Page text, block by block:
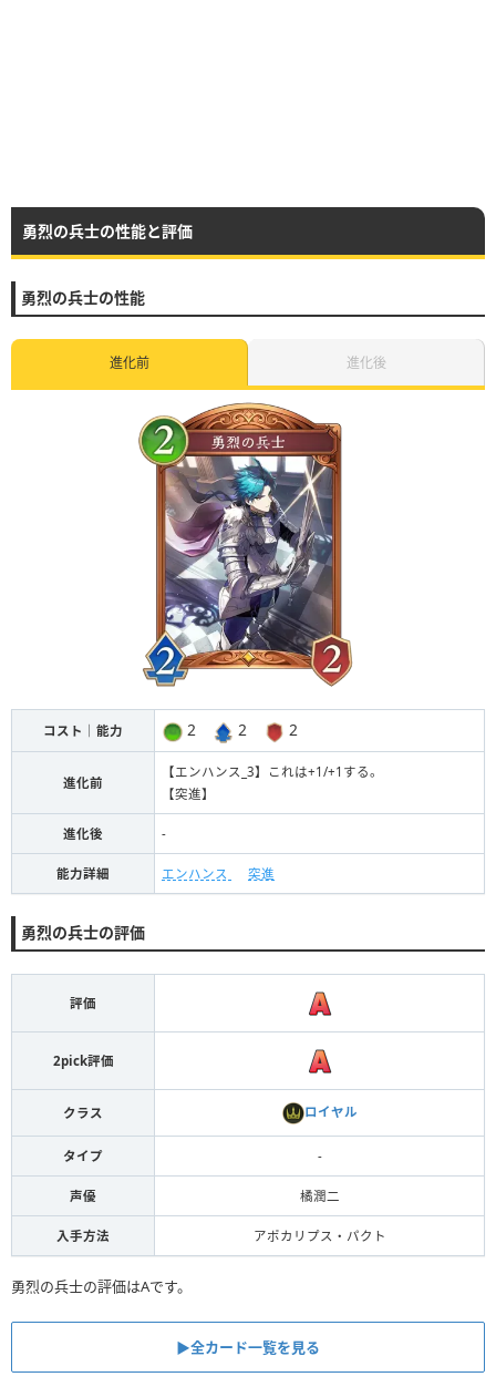
勇烈の兵士の性能と評価
勇烈の兵士の性能
進化前 進化後
コスト｜能力 2 2 2
進化前
【エンハンス_3】これは+1/+1する。
【突進】
進化後 -
能力詳細 エンハンス 突進
勇烈の兵士の評価
評価
2pick評価
クラス ロイヤル
タイプ -
声優 橘潤二
入手方法 アポカリプス・パクト
勇烈の兵士の評価はAです。
▶︎全カード一覧を見る